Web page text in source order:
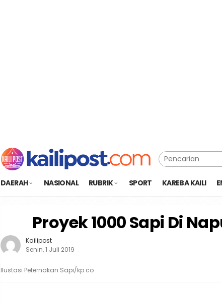
DAERAH NASIONAL RUBRIK SPORT KAREBA KAILI
Proyek 1000 Sapi Di
Kailipost
Senin, 1 Juli 2019
Ilustasi Peternakan Sapi/kp.co